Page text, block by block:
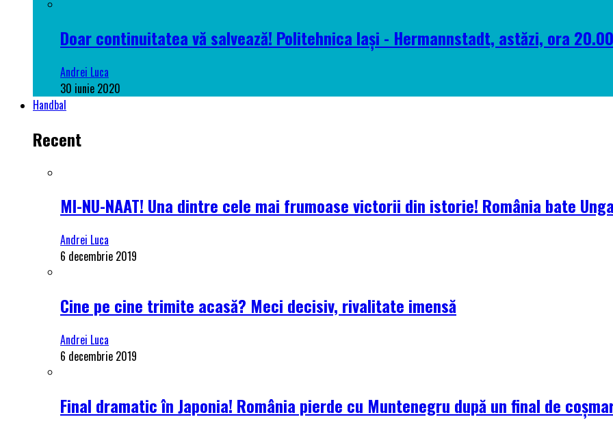
Doar continuitatea vă salvează! Politehnica Iași - Hermannstadt, astăzi, ora 20.00
Andrei Luca
30 iunie 2020
Handbal
Recent
MI-NU-NAAT! Una dintre cele mai frumoase victorii din istorie! România bate
Andrei Luca
6 decembrie 2019
Cine pe cine trimite acasă? Meci decisiv, rivalitate imensă
Andrei Luca
6 decembrie 2019
Final dramatic în Japonia! România pierde cu Muntenegru după un final de